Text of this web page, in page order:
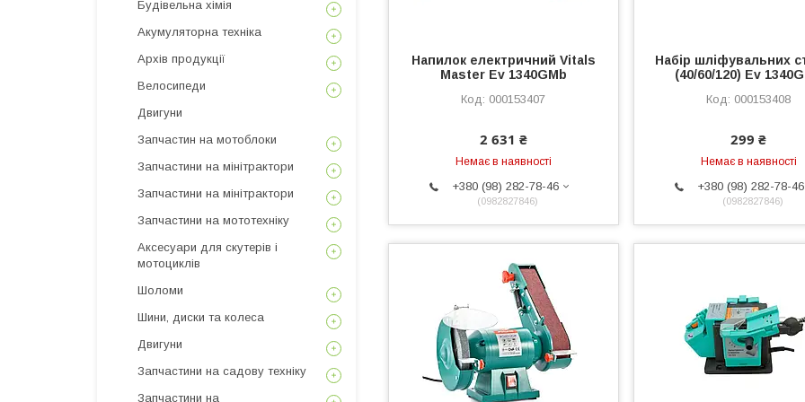
Напилок електричний Vitals
Master Ev 1340GMb
000153407
2 631 ₴
Немає в наявності
+380 (98) 282-78-46
0982827846
Набір шліфувальних
(40/60/120) Ev
000153408
299 ₴
Немає в наявності
+380 (98) 282-78-46
0982827846
Будівельна хімія
Акумуляторна техніка
Архів продукції
Велосипеди
Двигуни
Запчастин на мотоблоки
Запчастини на мінітрактори
Запчастини на мінітрактори
Запчастини на мототехніку
Аксесуари для скутерів і
мотоциклів
Шоломи
Шини, диски та колеса
Двигуни
Запчастини на садову техніку
Запчастини на